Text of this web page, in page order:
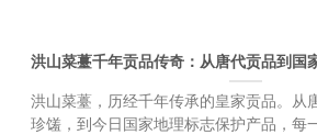
洪山菜薹千年贡品传奇：从唐代贡品到国
洪山菜薹，历经千年传承的皇家贡品。从
珍馐，到今日国家地理标志保护产品，每